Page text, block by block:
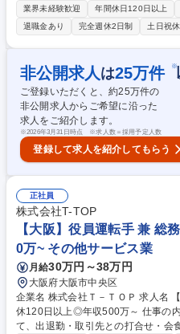
理をお任せいたします。充実した研
ンフラを支えるプロを目指すことが可能です。 【具体的
料(LNG・石炭)の管理業務■各種設
務■ガス導管の点検業務■その他、
後】入社は座学研修からスタートし
に指導しますので、着実に知識と技術を習得で
【設備管理スタッフ】未経験OK/有
0H
業界未経験歓迎 年間休日120日以上
退職金あり
完全週休2日制 土日祝
非公開求人 は25万件 ※
ご登録いただくと、約25万件の
非公開求人からご希望に沿った
求人をご紹介します。
※2026年3月31日時点 ※求人数＝採用予定人数
登録して求人を紹介してもらう
正社員
株式会社T-TOP
【大阪】役員運転手 兼 総
0万~ その他サービス業
月給30万円～38万円
大阪府大阪市中央区
企業名 株式会社Ｔ－ＴＯＰ 求人名 【大阪】役員運転手 兼 総務業務 ◎年
休120日以上◎年収500万～ 仕事の内容 当社役員(社長)の専属運転手とし
て、出退勤・取引先との打合せ・会